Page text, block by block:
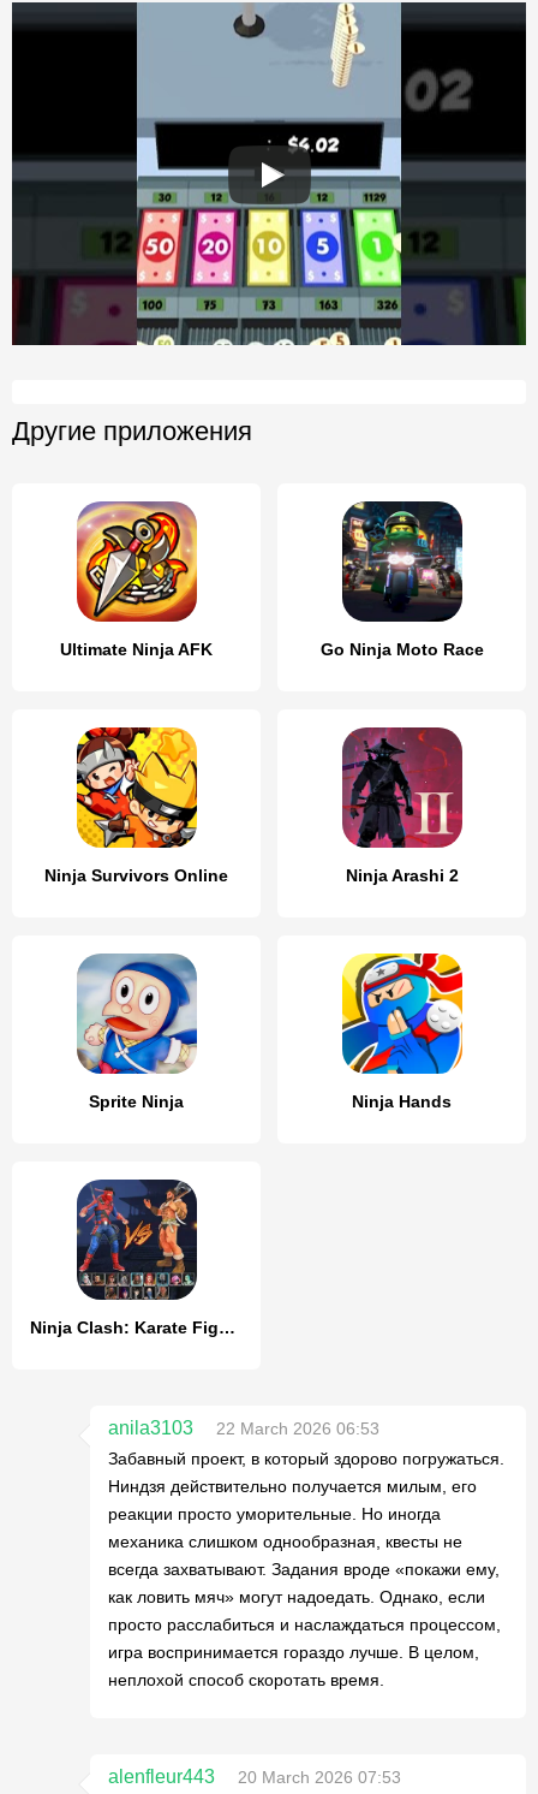
Другие приложения
Ultimate Ninja AFK Go Ninja Moto Race
Ninja Survivors Online Ninja Arashi 2
Sprite Ninja Ninja Hands
Ninja Clash: Karate Fighters
anila3103
22 March 2026 06:53
Забавный проект, в который здорово погружаться.
Ниндзя действительно получается милым, его
реакции просто уморительные. Но иногда
механика слишком однообразная, квесты не
всегда захватывают. Задания вроде «покажи ему,
как ловить мяч» могут надоедать. Однако, если
просто расслабиться и наслаждаться процессом,
игра воспринимается гораздо лучше. В целом,
неплохой способ скоротать время.
alenfleur443
20 March 2026 07:53